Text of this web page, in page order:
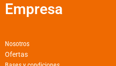
Empresa
Nosotros
Ofertas